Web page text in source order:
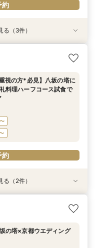
約
に見学◎結婚式準備ス
視の方*必見】6名～
坂の塔に誓う挙式会場
なし重視の方にオススメ
―」や八芳園伝統料理
（3件）
視の方*必見】八坂の塔に
料理ハーフコース試食で
約
に見学◎結婚式準備ス
ギフト券プレゼン
式料100％OFF/料理2ラ
ル記念フェア◎
（2件）
の塔×京都ウエディング